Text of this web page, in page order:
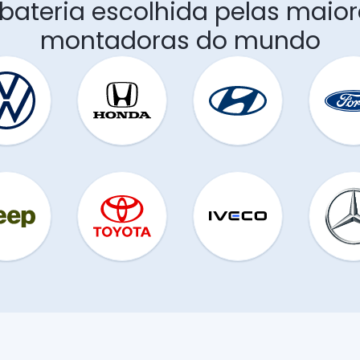
escolhida pelas
montadoras do mundo